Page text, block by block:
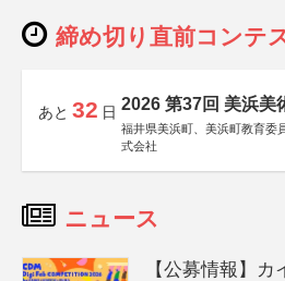
締め切り直前コンテ
あと 32 日 2026 第37回 美浜美
福井県美浜町、美浜町教育委
式会社
ニュース
【公募情報】